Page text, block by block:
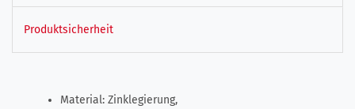
Produktsicherheit
Material: Zinklegierung,